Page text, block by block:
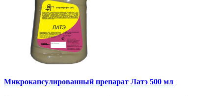
Микрокапсулированный препарат Латэ 500 мл